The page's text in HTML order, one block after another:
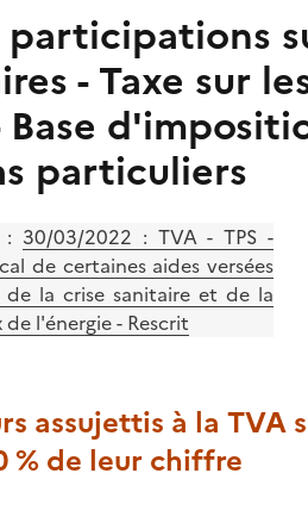
participations
- Taxe sur
Base
particuliers
30/03/2022 : TVA - TPS -
de certaines aides versées
de la crise sanitaire et de la
l'énergie - Rescrit
assujettis à la TVA
% de leur chiffre